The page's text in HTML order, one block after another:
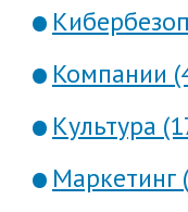
Компании
Культура
Маркетинг